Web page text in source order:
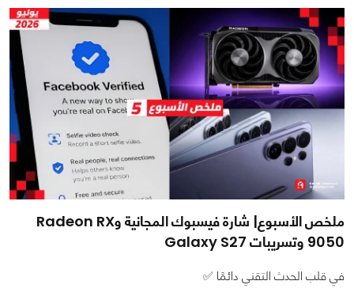
ملخص الأسبوع| شارة فيسبوك المجانية وRadeon RX
9050 وتسريبات Galaxy S27
في قلب الحدث التقني دائمًا ✅